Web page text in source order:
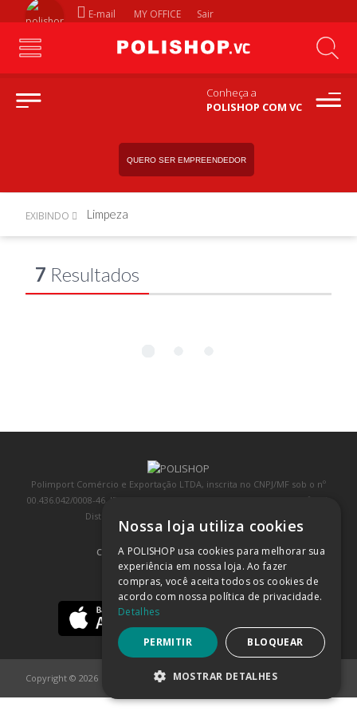
E-mail MY OFFICE Sair
Conheça a
POLISHOP COM VC
QUERO SER EMPREENDEDOR
EXIBINDO Limpeza
7 Resultados
Polimport Comércio e Exportação LTDA, inscrita no CNPJ/MF sob o nº
00.436.042/0008-46, IE 407.458.707.103, com sede na Rua Kanebo, nº 175,
Distrito Industrial, Jundiaí/SP, CEP: 13213-090
COMPRA 100% SEGURA (SAIBA MAIS)
BAIXE NOSSO APP
Copyright © 2026
Nossa loja utiliza cookies
A POLISHOP usa cookies para melhorar sua
experiência em nossa loja. Ao fazer
compras, você aceita todos os cookies de
acordo com nossa política de privacidade.
Detalhes
PERMITIR BLOQUEAR
MOSTRAR DETALHES
ESTRITAMENTE NECESSÁRIOS